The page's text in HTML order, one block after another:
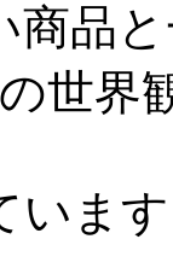
商品
世界
いま